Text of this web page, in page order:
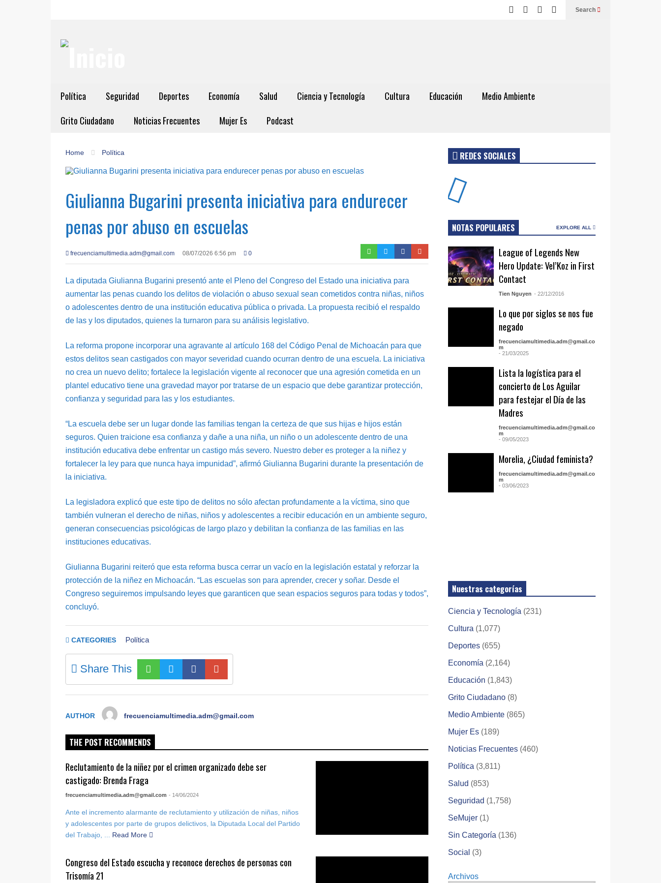
Search
Política Seguridad Deportes Economía Salud Ciencia y Tecnología Cultura Educación
Medio Ambiente
Grito Ciudadano
Noticias Frecuentes Mujer Es Podcast
Home Política
Giulianna Bugarini presenta iniciativa para endurecer
penas por abuso en escuelas
frecuenciamultimedia.adm@gmail.com 08/07/2026 6:56 pm 0
La diputada Giulianna Bugarini presentó ante el Pleno del Congreso del Estado una iniciativa para
aumentar las penas cuando los delitos de violación o abuso sexual sean cometidos contra niñas, niños
o adolescentes dentro de una institución educativa pública o privada. La propuesta recibió el respaldo
de las y los diputados, quienes la turnaron para su análisis legislativo.
La reforma propone incorporar una agravante al artículo 168 del Código Penal de Michoacán para que
estos delitos sean castigados con mayor severidad cuando ocurran dentro de una escuela. La iniciativa
no crea un nuevo delito; fortalece la legislación vigente al reconocer que una agresión cometida en un
plantel educativo tiene una gravedad mayor por tratarse de un espacio que debe garantizar protección,
confianza y seguridad para las y los estudiantes.
“La escuela debe ser un lugar donde las familias tengan la certeza de que sus hijas e hijos están
seguros. Quien traicione esa confianza y dañe a una niña, un niño o un adolescente dentro de una
institución educativa debe enfrentar un castigo más severo. Nuestro deber es proteger a la niñez y
fortalecer la ley para que nunca haya impunidad”, afirmó Giulianna Bugarini durante la presentación de
la iniciativa.
La legisladora explicó que este tipo de delitos no sólo afectan profundamente a la víctima, sino que
también vulneran el derecho de niñas, niños y adolescentes a recibir educación en un ambiente seguro,
generan consecuencias psicológicas de largo plazo y debilitan la confianza de las familias en las
instituciones educativas.
Giulianna Bugarini reiteró que esta reforma busca cerrar un vacío en la legislación estatal y reforzar la
protección de la niñez en Michoacán. “Las escuelas son para aprender, crecer y soñar. Desde el
Congreso seguiremos impulsando leyes que garanticen que sean espacios seguros para todas y todos”,
concluyó.
CATEGORIES Política
Share This
AUTHOR frecuenciamultimedia.adm@gmail.com
THE POST RECOMMENDS
Reclutamiento de la niñez por el crimen organizado debe ser
castigado: Brenda Fraga
frecuenciamultimedia.adm@gmail.com - 14/06/2024
Ante el incremento alarmante de reclutamiento y utilización de niñas, niños
y adolescentes por parte de grupos delictivos, la Diputada Local del Partido
del Trabajo, ...
Read More
Congreso del Estado escucha y reconoce derechos de personas con
Trisomía 21
REDES SOCIALES
NOTAS POPULARES EXPLORE ALL
League of Legends New
Hero Update: Vel’Koz in First
Contact
Tien Nguyen - 22/12/2016
Lo que por siglos se nos fue
negado
frecuenciamultimedia.adm@gmail.co
m
- 21/03/2025
Lista la logística para el
concierto de Los Aguilar
para festejar el Día de las
Madres
frecuenciamultimedia.adm@gmail.co
m
- 09/05/2023
Morelia, ¿Ciudad feminista?
frecuenciamultimedia.adm@gmail.co
m
- 03/06/2023
Nuestras categorías
Ciencia y Tecnología (231)
Cultura (1,077)
Deportes (655)
Economía (2,164)
Educación (1,843)
Grito Ciudadano (8)
Medio Ambiente (865)
Mujer Es (189)
Noticias Frecuentes (460)
Política (3,811)
Salud (853)
Seguridad (1,758)
SeMujer (1)
Sin Categoría (136)
Social (3)
Archivos